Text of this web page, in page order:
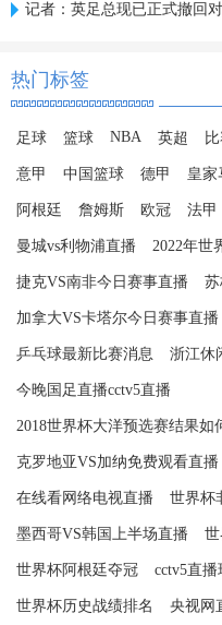
记者：英足总现已正式撤回
热门标签
足球 篮球 NBA 英超
意甲 中国篮球 德甲 皇家
阿根廷 詹姆斯 欧冠 法甲
曼城vs利物浦直播 2022年世
捷克VS南非今日赛事直播
加拿大VS卡塔尔今日赛事直播
乒乓球最新比赛消息 浙江休
今晚国足直播cctv5直播
2018世界杯大洋预选赛结果如
克罗地亚VS加纳免费观看直播
在线看网络电视直播 世界杯
墨西哥VS韩国上半场直播
世界杯阿根廷夺冠 cctv5直
世界杯历史战绩排名 央视网